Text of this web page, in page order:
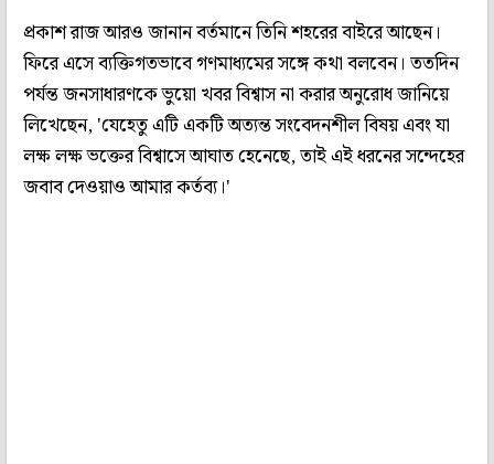
প্রকাশ রাজ আরও জানান বর্তমানে তিনি শহরের বাইরে আছেন।
ফিরে এসে ব্যক্তিগতভাবে গণমাধ্যমের সঙ্গে কথা বলবেন। ততদিন
পর্যন্ত জনসাধারণকে ভুয়ো খবর বিশ্বাস না করার অনুরোধ জানিয়ে
লিখেছেন, 'যেহেতু এটি একটি অত্যন্ত সংবেদনশীল বিষয় এবং যা
লক্ষ লক্ষ ভক্তের বিশ্বাসে আঘাত হেনেছে, তাই এই ধরনের সন্দেহের
জবাব দেওয়াও আমার কর্তব্য।'